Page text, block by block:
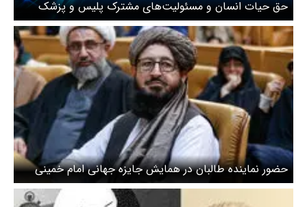
حق حیات انسان و مسئولیت‌های مشترک پلیس و پزشک
حضور نماینده طالبان در همایش جایزه جهانی امام خمینی
(ره) + عکس